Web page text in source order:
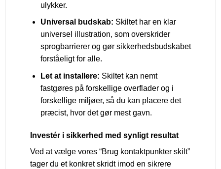
ulykker.
Universal budskab: Skiltet har en klar
universel illustration, som overskrider
sprogbarrierer og gør sikkerhedsbudskabet
forståeligt for alle.
Let at installere: Skiltet kan nemt
fastgøres på forskellige overflader og i
forskellige miljøer, så du kan placere det
præcist, hvor det gør mest gavn.
Investér i sikkerhed med synligt resultat
Ved at vælge vores “Brug kontaktpunkter skilt”
tager du et konkret skridt imod en sikrere